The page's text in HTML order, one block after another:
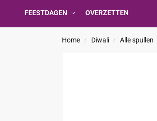
FEESTDAGEN OVERZETTEN
Home / Diwali / Alle spullen